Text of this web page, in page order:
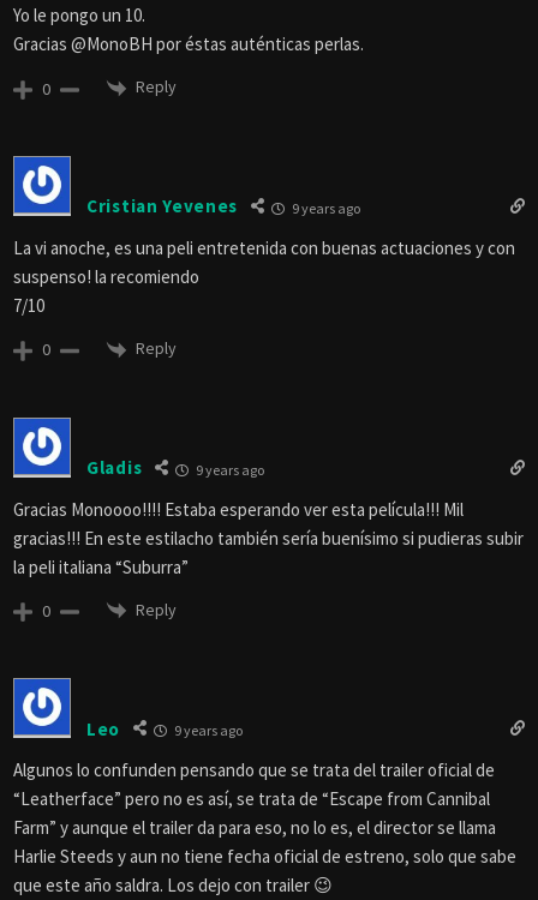
Yo le pongo un 10.
Gracias @MonoBH por éstas auténticas perlas.
0 Reply
Cristian Yevenes 9 years ago
La vi anoche, es una peli entretenida con buenas actuaciones y con
suspenso! la recomiendo
7/10
0 Reply
Gladis 9 years ago
Gracias Monoooo!!!! Estaba esperando ver esta película!!! Mil
gracias!!! En este estilacho también sería buenísimo si pudieras subir
la peli italiana “Suburra”
0 Reply
Leo 9 years ago
Algunos lo confunden pensando que se trata del trailer oficial de
“Leatherface” pero no es así, se trata de “Escape from Cannibal
Farm” y aunque el trailer da para eso, no lo es, el director se llama
Harlie Steeds y aun no tiene fecha oficial de estreno, solo que sabe
que este año saldra. Los dejo con trailer 😉